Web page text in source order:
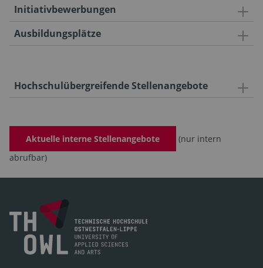
Initiativbewerbungen
Ausbildungsplätze
Hochschulübergreifende Stellenangebote
Aktuelle interne Stellenangebote
(nur intern
abrufbar)